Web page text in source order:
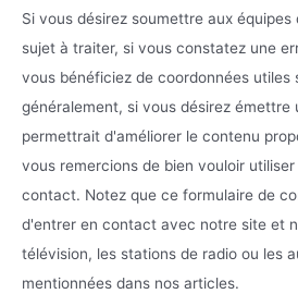
Si vous désirez soumettre aux
sujet à traiter, si vous constatez une
vous bénéficiez de coordonnées utiles
généralement, si vous désirez émettre
permettrait d'améliorer le contenu
vous remercions de bien vouloir
contact. Notez que ce formulaire de
d'entrer en contact avec notre site et
télévision, les stations de radio ou les
mentionnées dans nos articles.